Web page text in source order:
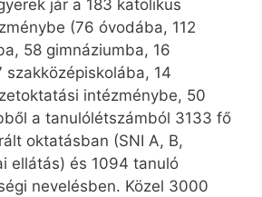
jár a 183 katolikus
(76 óvodába, 112
58 gimnáziumba, 16
szakközépiskolába, 14
intézménybe, 50
a tanulólétszámból 3133 fő
oktatásban (SNI A, B,
ellátás) és 1094 tanuló
nevelésben. Közel 3000